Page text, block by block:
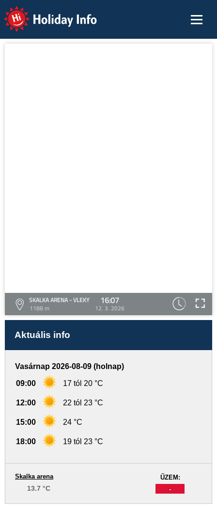
Holiday Info
SKALKA ARENA - VLEKY
1188 m
16:07
12. 3. 2026
Aktuális info
Vasárnap 2026-08-09 (holnap)
09:00 17 tól 20 °C
12:00 22 tól 23 °C
15:00 24 °C
18:00 19 tól 23 °C
ŰZEM:
-
Skalka arena
13.7 °C